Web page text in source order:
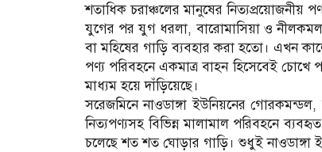
শতাধিক চরাঞ্চলের মানুষের নিত্যপ্রয়োজনীয়
যুগের পর যুগ ধরলা, বারোমাসিয়া ও
বা মহিষের গাড়ি ব্যবহার করা হতো। এখন
পণ্য পরিবহনে একমাত্র বাহন হিসেবেই চোখে
মাধ্যম হয়ে দাঁড়িয়েছে।
সরেজমিনে নাওডাঙ্গা ইউনিয়নের
নিত্যপণ্যসহ বিভিন্ন মালামাল পরিবহনে
চলেছে শত শত ঘোড়ার গাড়ি। শুধুই